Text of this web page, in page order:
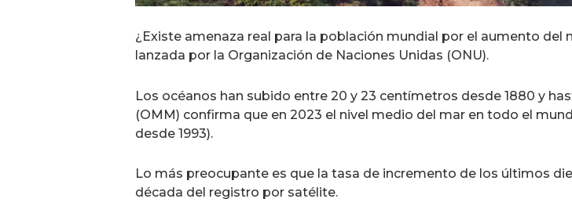
¿Existe amenaza real para la población mundial por el aumento del
lanzada por la Organización de Naciones Unidas (ONU).
Los océanos han subido entre 20 y 23 centímetros desde 1880 y
(OMM) confirma que en 2023 el nivel medio del mar en todo el
desde 1993).
Lo más preocupante es que la tasa de incremento de los últimos
década del registro por satélite.